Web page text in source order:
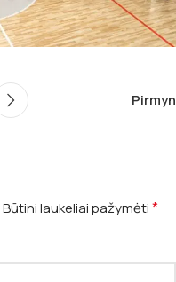
Pirmyn
Būtini laukeliai pažymėti*